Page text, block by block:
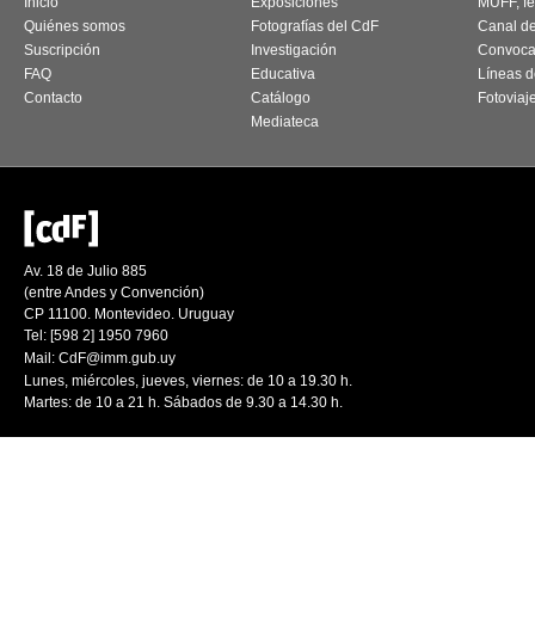
Quiénes somos
Suscripción
FAQ
Contacto
Fotografías del CdF
Investigación
Educativa
Catálogo
Mediateca
Canal
Líneas
Av. 18 de Julio 885
(entre Andes y Convención)
CP 11100. Montevideo. Uruguay
Tel: [598 2] 1950 7960
Mail: CdF@imm.gub.uy
Lunes, miércoles, jueves, viernes: de 10 a 19.30 h.
Martes: de 10 a 21 h. Sábados de 9.30 a 14.30 h.